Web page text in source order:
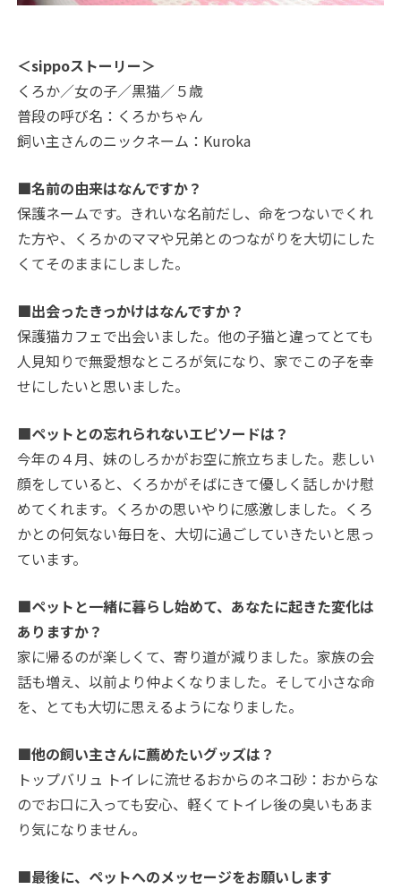
＜sippoストーリー＞
くろか／女の子／黒猫／５歳
普段の呼び名：くろかちゃん
飼い主さんのニックネーム：Kuroka
■名前の由来はなんですか？
保護ネームです。きれいな名前だし、命をつないでくれ
た方や、くろかのママや兄弟とのつながりを大切にした
くてそのままにしました。
■出会ったきっかけはなんですか？
保護猫カフェで出会いました。他の子猫と違ってとても
人見知りで無愛想なところが気になり、家でこの子を幸
せにしたいと思いました。
■ペットとの忘れられないエピソードは？
今年の４月、妹のしろかがお空に旅立ちました。悲しい
顔をしていると、くろかがそばにきて優しく話しかけ慰
めてくれます。くろかの思いやりに感激しました。くろ
かとの何気ない毎日を、大切に過ごしていきたいと思っ
ています。
■ペットと一緒に暮らし始めて、あなたに起きた変化は
ありますか？
家に帰るのが楽しくて、寄り道が減りました。家族の会
話も増え、以前より仲よくなりました。そして小さな命
を、とても大切に思えるようになりました。
■他の飼い主さんに薦めたいグッズは？
トップバリュ トイレに流せるおからのネコ砂：おからな
のでお口に入っても安心、軽くてトイレ後の臭いもあま
り気になりません。
■最後に、ペットへのメッセージをお願いします